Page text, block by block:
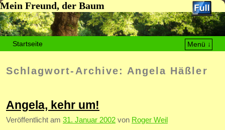
Mein Freund, der Baum
Startseite
Menü ↓
Schlagwort-Archive: Angela Häßler
Angela, kehr um!
Veröffentlicht am 31. Januar 2002 von Roger Weil